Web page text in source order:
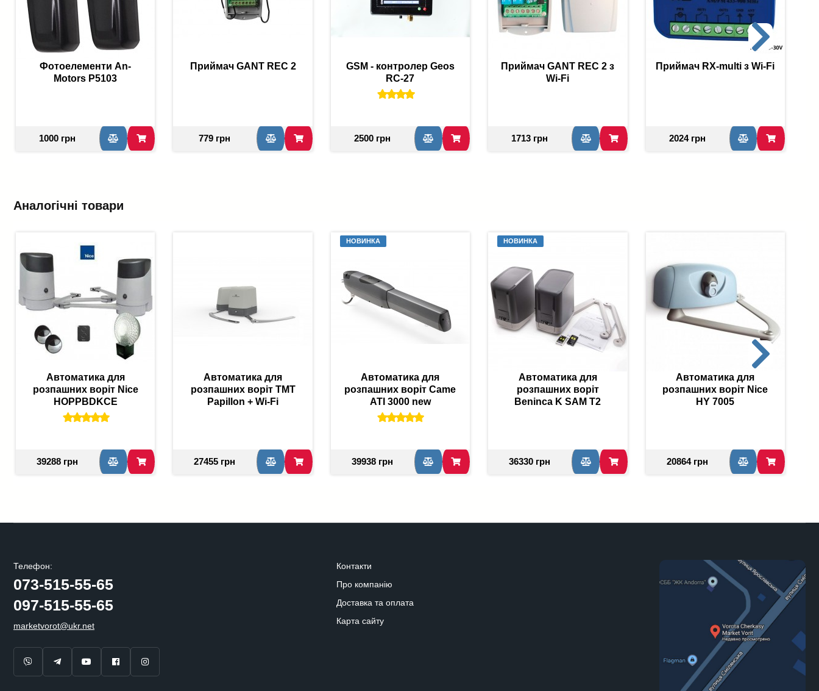
Фотоелементи An-
Motors P5103
1000 грн
Приймач GANT REC 2
779 грн
GSM - контролер Geos
RC-27
2500 грн
Приймач GANT REC 2 з
Wi-Fi
1713 грн
Приймач RX-multi з Wi-Fi
2024 грн
Аналогічні товари
Автоматика для
розпашних воріт Nice
HOPPBDKCE
39288 грн
Автоматика для
розпашних воріт TMT
Papillon + Wi-Fi
27455 грн
НОВИНКА
Автоматика для
розпашних воріт Came
ATI 3000 new
39938 грн
НОВИНКА
Автоматика для
розпашних воріт
Beninca K SAM T2
36330 грн
Автоматика для
розпашних воріт Nice
HY 7005
20864 грн
Телефон:
073-515-55-65
097-515-55-65
marketvorot@ukr.net
Контакти
Про компанію
Доставка та оплата
Карта сайту